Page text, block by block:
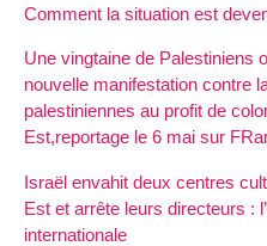
Comment la situation est
Une vingtaine de Palestiniens
nouvelle manifestation contre
palestiniennes au profit de
Est,reportage le 6 mai sur
Israël envahit deux centres
Est et arrête leurs directeurs :
internationale